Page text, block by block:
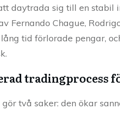
daytrada sig till en
Fernando Chague,
tid förlorade pengar,
tradingprocess
två saker: den ökar